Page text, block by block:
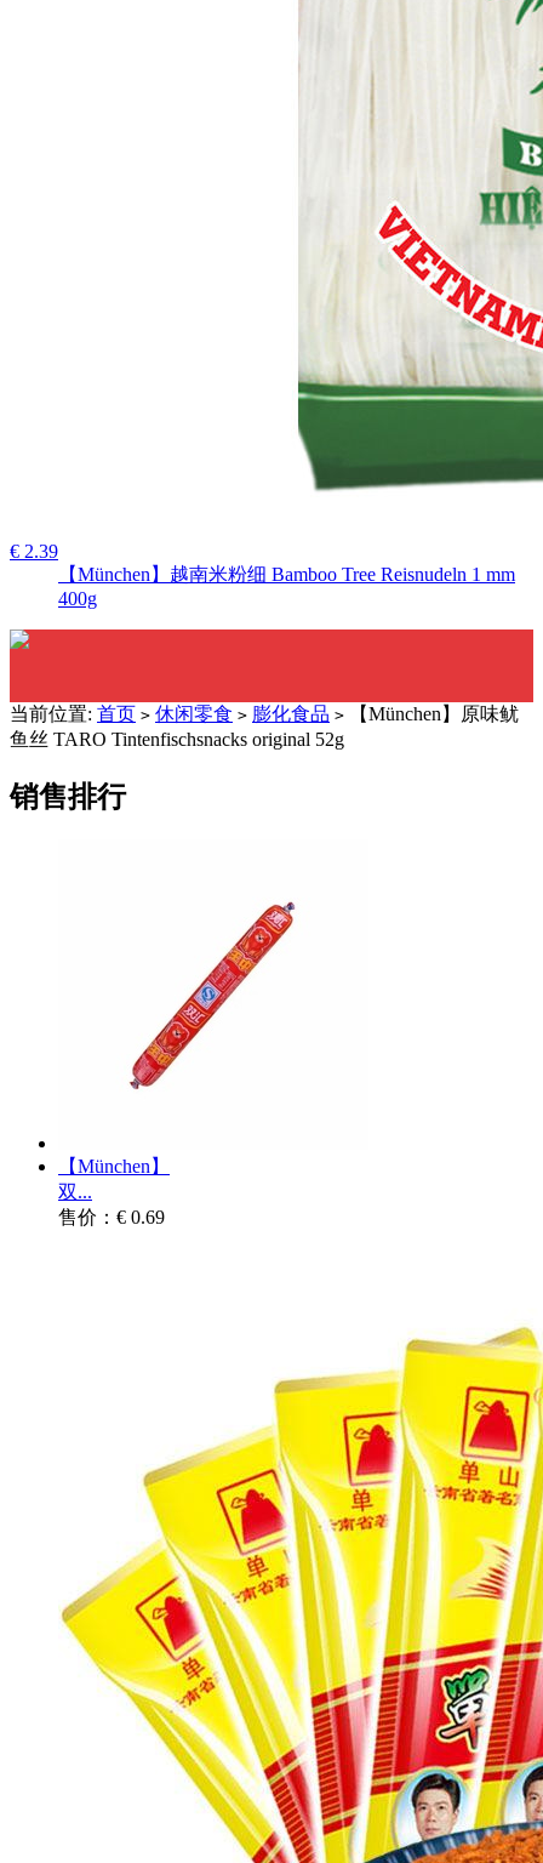
€ 2.39
【München】越南米粉细 Bamboo Tree Reisnudeln 1 mm
400g
当前位置: 首页 > 休闲零食 > 膨化食品 > 【München】原味鱿
鱼丝 TARO Tintenfischsnacks original 52g
销售排行
【München】
双...
售价：€ 0.69